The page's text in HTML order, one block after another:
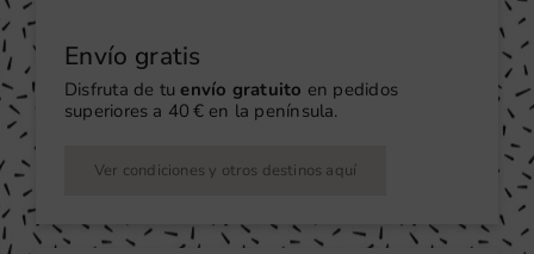
Envío gratis
Disfruta de tu envío gratuito en pedidos
superiores a 40 € en la península.
Ver condiciones y otros destinos aquí